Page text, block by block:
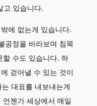
고 있습니다.
에 없는게 있습니다.
공정을 바라보며 침묵
할 수도 있습니다. 하
걷어낼 수 있는 것이
대표를 내보내는게
젠가 세상에서 매일